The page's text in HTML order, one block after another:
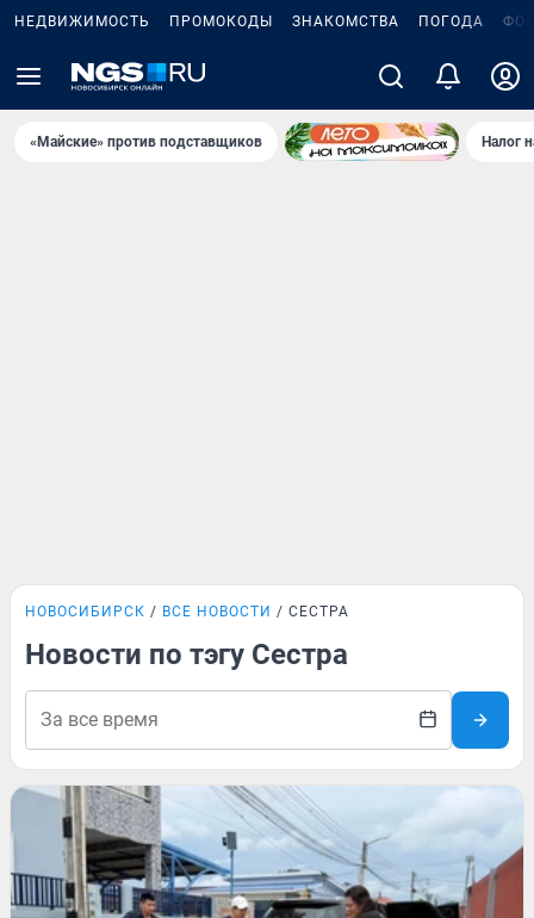
НЕДВИЖИМОСТЬ ПРОМОКОДЫ ЗНАКОМСТВА ПОГОДА
«Майские» против подставщиков Налог
НОВОСИБИРСК ВСЕ НОВОСТИ СЕСТРА
Новости по тэгу Сестра